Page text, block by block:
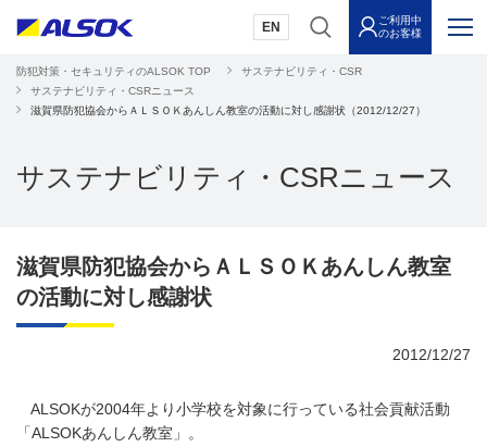
EN
ご利用中
のお客様
防犯対策・セキュリティのALSOK TOP
サステナビリティ・CSR
サステナビリティ・CSRニュース
滋賀県防犯協会からＡＬＳＯＫあんしん教室の活動に対し感謝状（2012/12/27）
サステナビリティ・CSRニュース
滋賀県防犯協会からＡＬＳＯＫあんしん教室
の活動に対し感謝状
2012/12/27
ALSOKが2004年より小学校を対象に行っている社会貢献活動
「ALSOKあんしん教室」。